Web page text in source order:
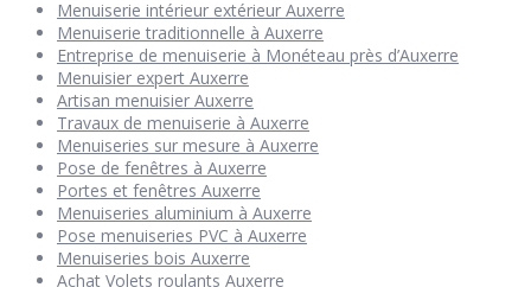
Menuiserie intérieur extérieur Auxerre
Menuiserie traditionnelle à Auxerre
Entreprise de menuiserie à Monéteau près d’Auxerre
Menuisier expert Auxerre
Artisan menuisier Auxerre
Travaux de menuiserie à Auxerre
Menuiseries sur mesure à Auxerre
Pose de fenêtres à Auxerre
Portes et fenêtres Auxerre
Menuiseries aluminium à Auxerre
Pose menuiseries PVC à Auxerre
Menuiseries bois Auxerre
Achat Volets roulants Auxerre